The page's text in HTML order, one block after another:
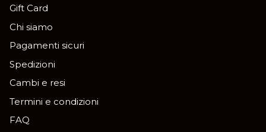
Gift Card
Chi siamo
Pagamenti sicuri
Spedizioni
Cambi e resi
Termini e condizioni
FAQ